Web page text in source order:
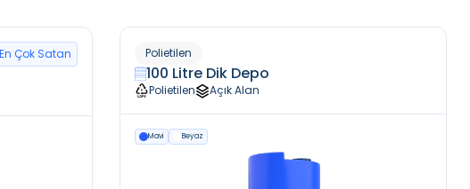
En Çok Satan Polietilen
100 Litre Dik Depo
Polietilen Açık Alan
Mavi Beyaz